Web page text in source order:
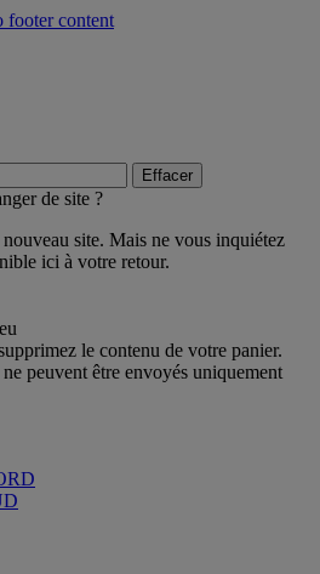
footer content
Effacer
de site ?
site. Mais ne vous inquiétez
ici à votre retour.
le contenu de votre panier.
peuvent être envoyés uniquement